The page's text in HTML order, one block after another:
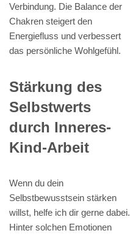
Verbindung. Die Balance der
Chakren steigert den
Energiefluss und verbessert
das persönliche Wohlgefühl.
Stärkung des
Selbstwerts
durch Inneres-
Kind-Arbeit
Wenn du dein
Selbstbewusstsein stärken
willst, helfe ich dir gerne dabei.
Hinter solchen Emotionen